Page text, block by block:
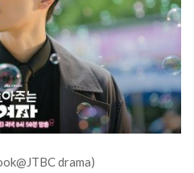
drama)